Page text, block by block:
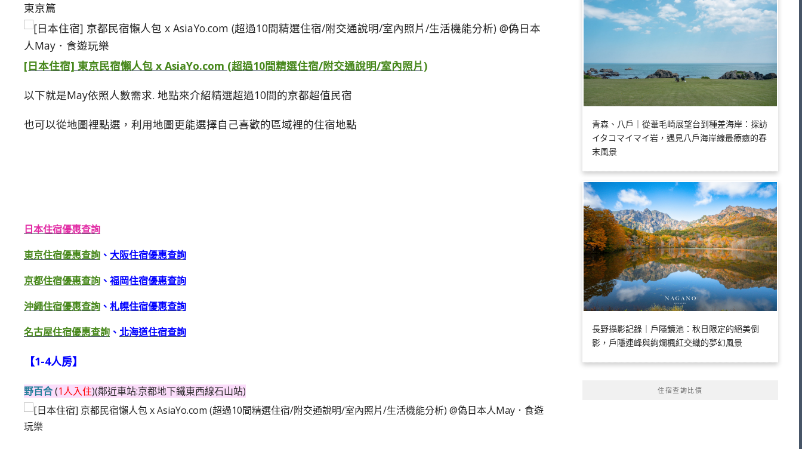
東京篇
[日本住宿] 東京民宿懶人包 x AsiaYo.com (超過10間精選住宿/附交通說明/室內照片)
以下就是May依照人數需求. 地點來介紹精選超過10間的京都超值民宿
也可以從地圖裡點選，利用地圖更能選擇自己喜歡的區域裡的住宿地點
日本住宿優惠查詢
東京住宿優惠查詢 、 大阪住宿優惠查詢
京都住宿優惠查詢 、 福岡住宿優惠查詢
沖繩住宿優惠查詢 、 札幌住宿優惠查詢
名古屋住宿優惠查詢 、 北海道住宿查詢
【1-4人房】
野百合(1人入住)(鄰近車站:京都地下鐵東西線石山站)
青森、八戶｜從葦毛崎展望台到種差海岸：探訪
イタコマイマイ岩，遇見八戶海岸線最療癒的春
末風景
長野攝影記錄｜戶隱鏡池：秋日限定的絕美倒
影，戶隱連峰與絢爛楓紅交織的夢幻風景
住宿查詢比價